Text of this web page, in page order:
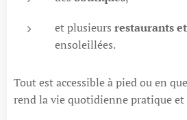
et plusieurs restaurants
ensoleillées.
Tout est accessible à pied ou en
rend la vie quotidienne pratique et